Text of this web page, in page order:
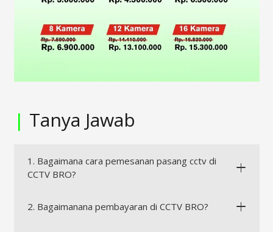
| Tanya Jawab
1. Bagaimana cara pemesanan pasang cctv di
CCTV BRO?
2. Bagaimanana pembayaran di CCTV BRO?